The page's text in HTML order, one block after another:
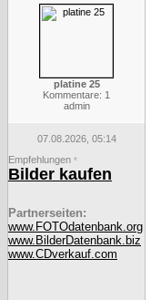
platine 25
Kommentare: 1
admin
07.08.2026, 05:14
Empfehlungen *
Bilder kaufen
Partnerseiten:
www.FOTOdatenbank.org
www.BilderDatenbank.biz
www.CDverkauf.com